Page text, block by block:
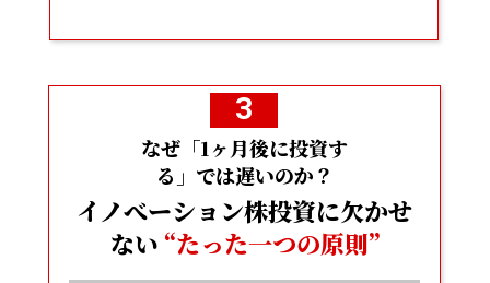
なぜ「1ヶ月後に投資す
る」では遅いのか？
3
イノべーション株投資に欠かせ
ない “たった一つの原則”